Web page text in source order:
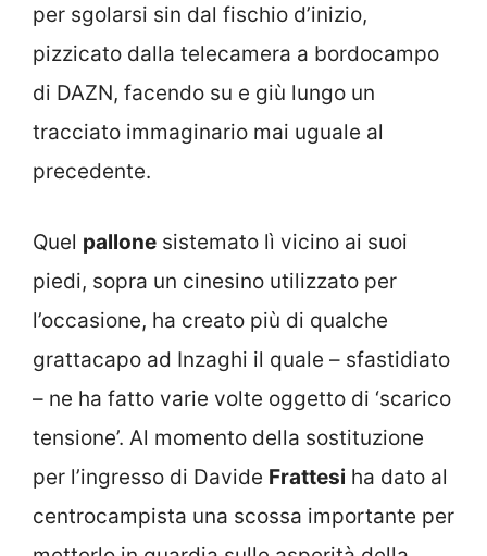
per sgolarsi sin dal fischio d’inizio,
pizzicato dalla telecamera a bordocampo
di DAZN, facendo su e giù lungo un
tracciato immaginario mai uguale al
precedente.
Quel pallone sistemato lì vicino ai suoi
piedi, sopra un cinesino utilizzato per
l’occasione, ha creato più di qualche
grattacapo ad Inzaghi il quale – sfastidiato
– ne ha fatto varie volte oggetto di ‘scarico
tensione’. Al momento della sostituzione
per l’ingresso di Davide Frattesi ha dato al
centrocampista una scossa importante per